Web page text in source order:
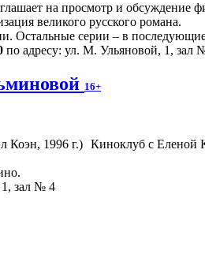
на просмотр и обсуждение
великого русского романа.
Остальные серии – в
по адресу: ул. М. Ульяновой, 1, зал
16+
Киноклуб с Еленой
зал № 4